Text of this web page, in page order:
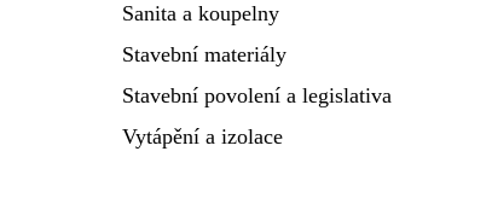
Sanita a koupelny
Stavební materiály
Stavební povolení a legislativa
Vytápění a izolace